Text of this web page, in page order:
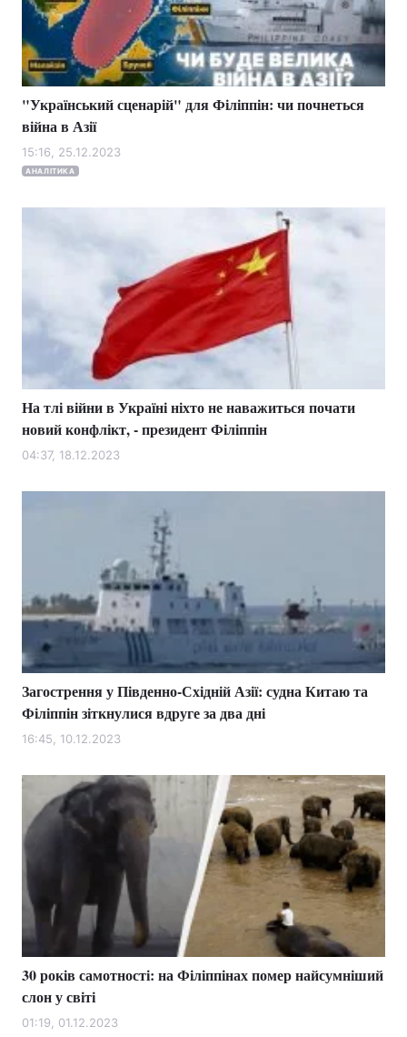
"Український сценарій" для Філіппін: чи почнеться
війна в Азії
15:16, 25.12.2023
АНАЛІТИКА
На тлі війни в Україні ніхто не наважиться почати
новий конфлікт, - президент Філіппін
04:37, 18.12.2023
Загострення у Південно-Східній Азії: судна Китаю та
Філіппін зіткнулися вдруге за два дні
16:45, 10.12.2023
30 років самотності: на Філіппінах помер найсумніший
слон у світі
01:19, 01.12.2023